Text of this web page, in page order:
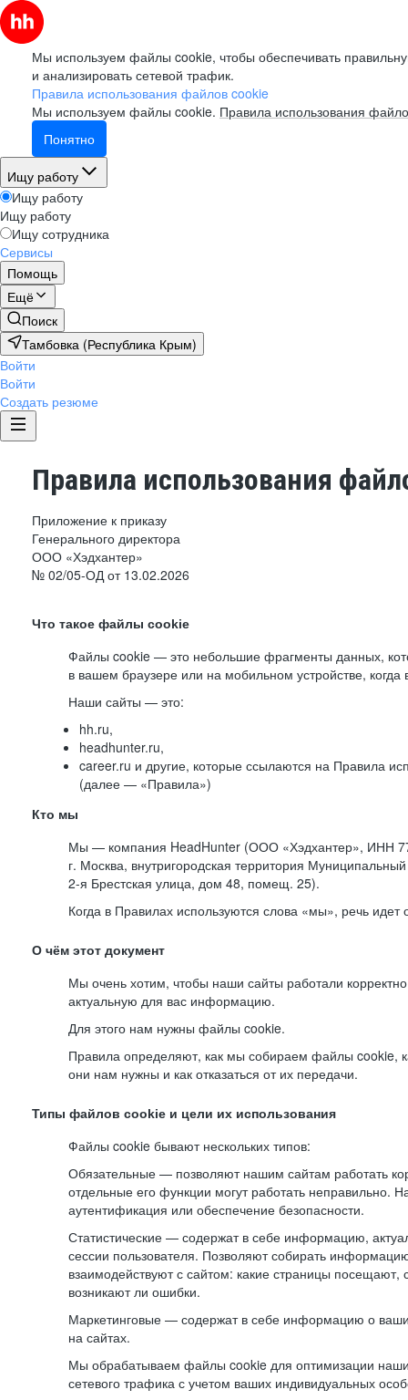
Мы используем файлы cookie, чтобы обеспечивать
и анализировать сетевой трафик.
Правила использования файлов cookie
Мы используем файлы cookie. Правила использования
Понятно
Ищу работу
Ищу работу
Ищу работу
Ищу сотрудника
Сервисы
Помощь
Ещё
Поиск
Тамбовка (Республика Крым)
Войти
Войти
Создать резюме
Правила использования
Приложение к приказу
Генерального директора
ООО «Хэдхантер»
№ 02/05-ОД от 13.02.2026
Что такое файлы cookie
Файлы cookie — это небольшие фрагменты данных,
в вашем браузере или на мобильном устройстве,
Наши сайты — это:
hh.ru,
headhunter.ru,
career.ru и другие, которые ссылаются на Правила
(далее — «Правила»)
Кто мы
Мы — компания HeadHunter (ООО «Хэдхантер», ИНН
г. Москва, внутригородская территория Муниципальный
2-я Брестская улица, дом 48, помещ. 25).
Когда в Правилах используются слова «мы», речь
О чём этот документ
Мы очень хотим, чтобы наши сайты работали
актуальную для вас информацию.
Для этого нам нужны файлы cookie.
Правила определяют, как мы собираем файлы cookie,
они нам нужны и как отказаться от их передачи.
Типы файлов cookie и цели их использования
Файлы cookie бывают нескольких типов:
Обязательные — позволяют нашим сайтам работать
отдельные его функции могут работать неправильно.
аутентификация или обеспечение безопасности.
Статистические — содержат в себе информацию,
сессии пользователя. Позволяют собирать
взаимодействуют с сайтом: какие страницы посещают,
возникают ли ошибки.
Маркетинговые — содержат в себе информацию о
на сайтах.
Мы обрабатываем файлы cookie для оптимизации
сетевого трафика с учетом ваших индивидуальных